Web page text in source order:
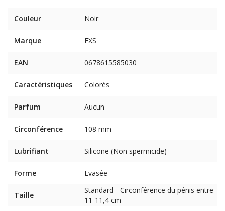
Couleur Noir
Marque EXS
EAN 0678615585030
Caractéristiques Colorés
Parfum Aucun
Circonférence 108 mm
Lubrifiant Silicone (Non spermicide)
Forme Evasée
Taille
Standard - Circonférence du pénis entre
11-11,4 cm